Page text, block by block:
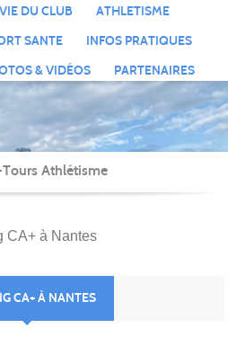
DU CLUB
ATHLETISME
SANTE
INFOS PRATIQUES
& VIDÉOS
PARTENAIRES
Athlétisme
CA+ à Nantes
CA+ À NANTES